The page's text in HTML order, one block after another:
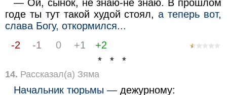
— Ой, сынок, не знаю-не знаю. В прошлом
годе ты тут такой худой стоял,а теперь вот,
слава Богу, откормился...
-2
-1 0 +1
+2
* * *
14. Рассказал(а) Зяма
Начальник тюрьмы — дежурному: